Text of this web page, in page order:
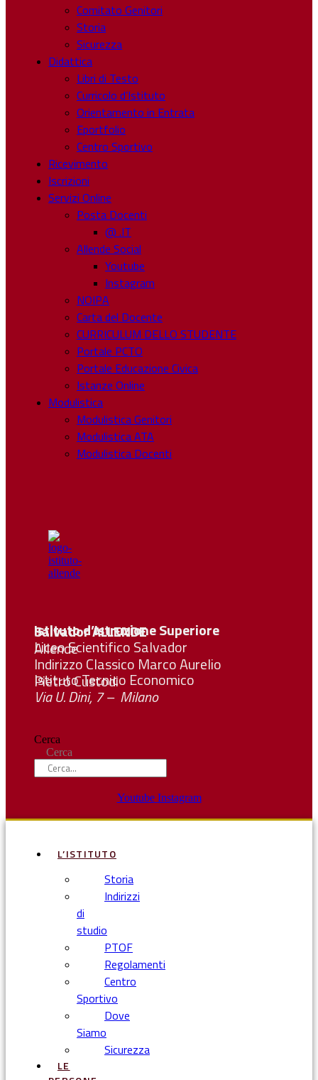
Comitato Genitori
Storia
Sicurezza
Didattica
Libri di Testo
Curricolo d’Istituto
Orientamento in Entrata
Eportfolio
Centro Sportivo
Ricevimento
Iscrizioni
Servizi Online
Posta Docenti
@ .IT
Allende Social
Youtube
Instagram
NOIPA
Carta del Docente
CURRICULUM DELLO STUDENTE
Portale PCTO
Portale Educazione Civica
Istanze Online
Modulistica
Modulistica Genitori
Modulistica ATA
Modulistica Docenti
Istituto d’Istruzione Superiore SalvadorALLENDE
Liceo Scientifico Salvador Allende
Indirizzo Classico Marco Aurelio
Istituto Tecnico Economico Pietro Custodi
Via U. Dini, 7 – Milano
Cerca
Cerca
Youtube Instagram
L’ISTITUTO
Storia
Indirizzi
di
studio
PTOF
Regolamenti
Centro
Sportivo
Dove
Siamo
Sicurezza
LE